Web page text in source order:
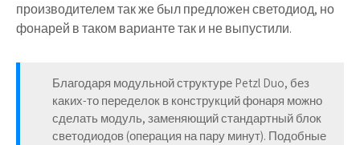
производителем так же был предложен светодиод, но
фонарей в таком варианте так и не выпустили.
Благодаря модульной структуре Petzl Duo, без
каких-то переделок в конструкций фонаря можно
сделать модуль, заменяющий стандартный блок
светодиодов (операция на пару минут). Подобные